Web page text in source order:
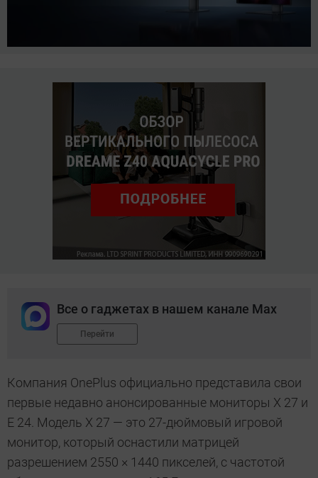
Все о гаджетах в нашем канале Max
Перейти
Компания OnePlus официально представила свои
первые недавно анонсированные мониторы X 27 и
E 24. Модель X 27 — это 27-дюймовый игровой
монитор, который оснастили матрицей
разрешением 2550 × 1440 пикселей, с частотой